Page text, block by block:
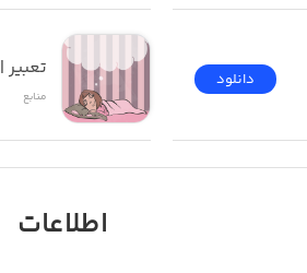
دانلود تعبیر | TabirKhab
منابع
اطلاعات